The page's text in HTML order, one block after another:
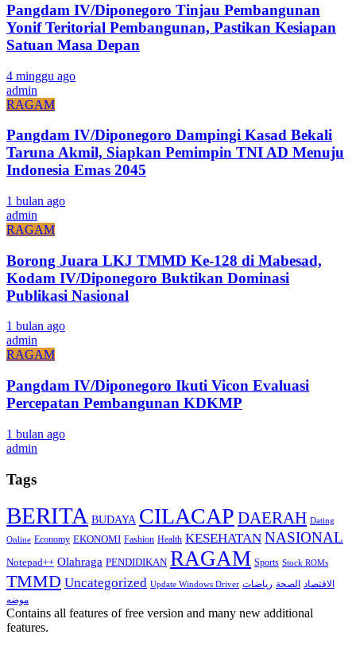
Pangdam IV/Diponegoro Tinjau Pembangunan
Yonif Teritorial Pembangunan, Pastikan Kesiapan
Satuan Masa Depan
4 minggu ago
admin
RAGAM
Pangdam IV/Diponegoro Dampingi Kasad Bekali
Taruna Akmil, Siapkan Pemimpin TNI AD Menuju
Indonesia Emas 2045
1 bulan ago
admin
RAGAM
Borong Juara LKJ TMMD Ke-128 di Mabesad,
Kodam IV/Diponegoro Buktikan Dominasi
Publikasi Nasional
1 bulan ago
admin
RAGAM
Pangdam IV/Diponegoro Ikuti Vicon Evaluasi
Percepatan Pembangunan KDKMP
1 bulan ago
admin
Tags
BERITA BUDAYA CILACAP DAERAH Dating
Online Economy EKONOMI Fashion Health KESEHATAN NASIONAL
Notepad++ Olahraga PENDIDIKAN RAGAM Sports Stock ROMs
TMMD Uncategorized Update Windows Driver الاقتصاد الصحة رياضات
موضه
Contains all features of free version and many new additional
features.